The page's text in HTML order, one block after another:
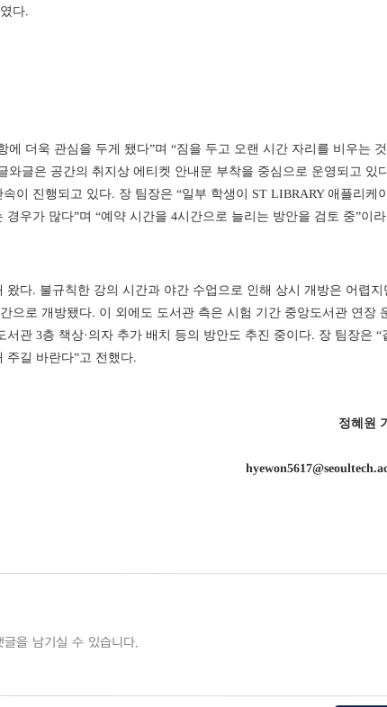
다.
더욱 관심을 두게 됐다”며 “짐을 두고 오랜 시간 자리를 비우는
글은 공간의 취지상 에티켓 안내문 부착을 중심으로 운영되고 있
이 진행되고 있다. 장 팀장은 “일부 학생이 ST LIBRARY 애플리케
우가 많다”며 “예약 시간을 4시간으로 늘리는 방안을 검토 중”이
다. 불규칙한 강의 시간과 야간 수업으로 인해 상시 개방은 어렵지
으로 개방됐다. 이 외에도 도서관 측은 시험 기간 중앙도서관 연장
관 3층 책상·의자 추가 배치 등의 방안도 추진 중이다. 장 팀장은 “
주길 바란다”고 전했다.
정혜원